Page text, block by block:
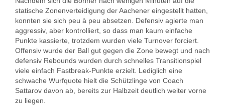
statische Zonenverteidigung der Aachener eingestellt hatten,
konnten sie sich peu à peu absetzen. Defensiv agierte man
aggressiv, aber kontrolliert, so dass man kaum einfache
Punkte kassierte, trotzdem wurden viele Turnover forciert.
Offensiv wurde der Ball gut gegen die Zone bewegt und nach
defensiv Rebounds wurden durch schnelles Transitionspiel
viele einfach Fastbreak-Punkte erzielt. Lediglich eine
schwache Wurfquote hielt die Schützlinge von Coach
Sattarov davon ab, bereits zur Halbzeit deutlich weiter vorne
zu liegen.